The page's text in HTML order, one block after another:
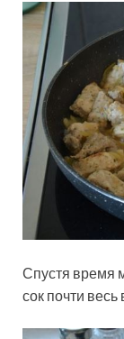
Спустя время
сок почти весь